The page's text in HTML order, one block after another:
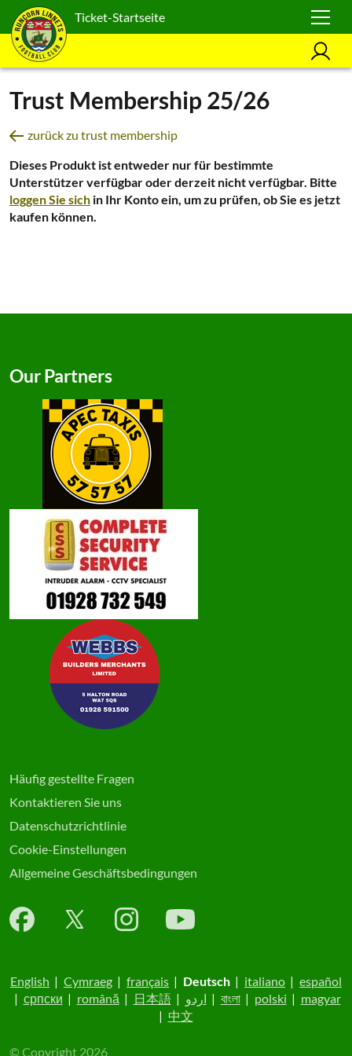
Ticket-Startseite
Trust Membership 25/26
zurück zu trust membership
Dieses Produkt ist entweder nur für bestimmte
Unterstützer verfügbar oder derzeit nicht verfügbar. Bitte
loggen Sie sich in Ihr Konto ein, um zu prüfen, ob Sie es jetzt
kaufen können.
Häufig gestellte Fragen
Kontaktieren Sie uns
Datenschutzrichtlinie
Cookie-Einstellungen
Allgemeine Geschäftsbedingungen
Our Partners
English | Cymraeg | français | Deutsch | italiano | español
| српски | română | 日本語| اردو | বাংলা| polski | magyar
| 中文
© Copyright 2026